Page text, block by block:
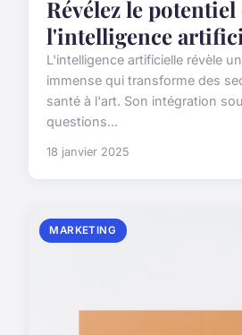
Révélez le potentiel
l'intelligence
L'intelligence artificielle révèle
immense qui transforme des
santé à l'art. Son intégration
questions...
18 janvier 2025
MARKETING